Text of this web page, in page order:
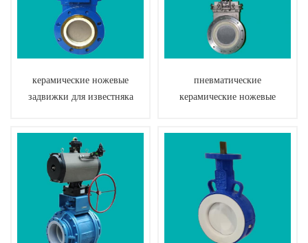
керамические ножевые
задвижки для известняка
пневматические
керамические ножевые